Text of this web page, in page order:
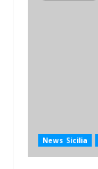
News Sicilia